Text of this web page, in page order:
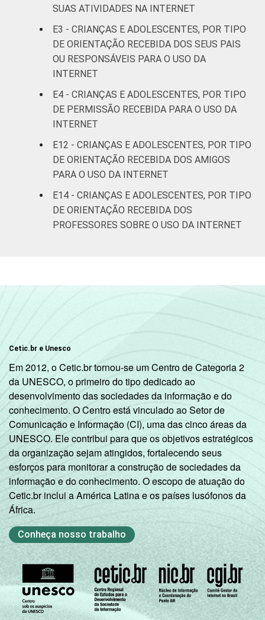
OU DO
anos
59 32
De 13 a 14
De 15 a 17
31
RENDA
FAMILIAR
Até 1 SM 42 45
Mais de 1
SM até 2 SM
Mais de 2
51
DE 39 46
Fonte: CGI.br/NIC.br, Centro Regional de
Estudos para o Desenvolvimento da
Sociedade da Informação (Cetic.br),
Pesquisa sobre o Uso da Internet por
Crianças e Adolescentes no Brasil - TIC Kids
Online Brasil 2016.
SUAS ATIVIDADES NA INTERNET
E3 - CRIANÇAS E ADOLESCENTES, POR TIPO
DE ORIENTAÇÃO RECEBIDA DOS SEUS PAIS
OU RESPONSÁVEIS PARA O USO DA
INTERNET
E4 - CRIANÇAS E ADOLESCENTES, POR TIPO
DE PERMISSÃO RECEBIDA PARA O USO DA
INTERNET
E12 - CRIANÇAS E ADOLESCENTES, POR TIPO
DE ORIENTAÇÃO RECEBIDA DOS AMIGOS
PARA O USO DA INTERNET
E14 - CRIANÇAS E ADOLESCENTES, POR TIPO
DE ORIENTAÇÃO RECEBIDA DOS
PROFESSORES SOBRE O USO DA INTERNET
Cetic.br e Unesco
Em 2012, o Cetic.br tornou-se um Centro de Categoria 2
da UNESCO, o primeiro do tipo dedicado ao
desenvolvimento das sociedades da informação e do
conhecimento. O Centro está vinculado ao Setor de
Comunicação e Informação (CI), uma das cinco áreas da
UNESCO. Ele contribui para que os objetivos estratégicos
da organização sejam atingidos, fortalecendo seus
esforços para monitorar a construção de sociedades da
informação e do conhecimento. O escopo de atuação do
Cetic.br inclui a América Latina e os países lusófonos da
África.
Conheça nosso trabalho